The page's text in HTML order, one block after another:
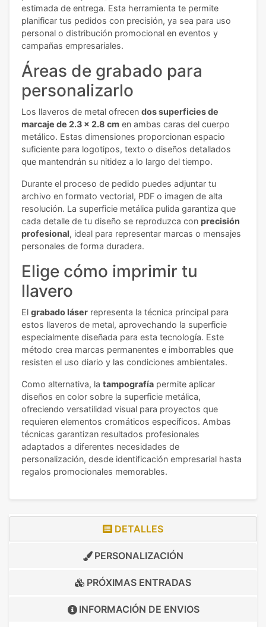
estimada de entrega. Esta herramienta te permite
planificar tus pedidos con precisión, ya sea para uso
personal o distribución promocional en eventos y
campañas empresariales.
Áreas de grabado para
personalizarlo
Los llaveros de metal ofrecen dos superficies de
marcaje de 2.3 x 2.8 cm en ambas caras del cuerpo
metálico. Estas dimensiones proporcionan espacio
suficiente para logotipos, texto o diseños detallados
que mantendrán su nitidez a lo largo del tiempo.
Durante el proceso de pedido puedes adjuntar tu
archivo en formato vectorial, PDF o imagen de alta
resolución. La superficie metálica pulida garantiza que
cada detalle de tu diseño se reproduzca con precisión
profesional, ideal para representar marcas o mensajes
personales de forma duradera.
Elige cómo imprimir tu
llavero
El grabado láser representa la técnica principal para
estos llaveros de metal, aprovechando la superficie
especialmente diseñada para esta tecnología. Este
método crea marcas permanentes e imborrables que
resisten el uso diario y las condiciones ambientales.
Como alternativa, la tampografía permite aplicar
diseños en color sobre la superficie metálica,
ofreciendo versatilidad visual para proyectos que
requieren elementos cromáticos específicos. Ambas
técnicas garantizan resultados profesionales
adaptados a diferentes necesidades de
personalización, desde identificación empresarial hasta
regalos promocionales memorables.
DETALLES
PERSONALIZACIÓN
PRÓXIMAS ENTRADAS
INFORMACIÓN DE ENVIOS